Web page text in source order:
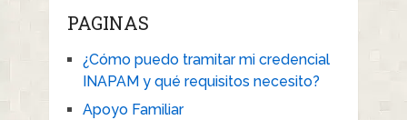
PAGINAS
¿Cómo puedo tramitar mi credencial
INAPAM y qué requisitos necesito?
Apoyo Familiar